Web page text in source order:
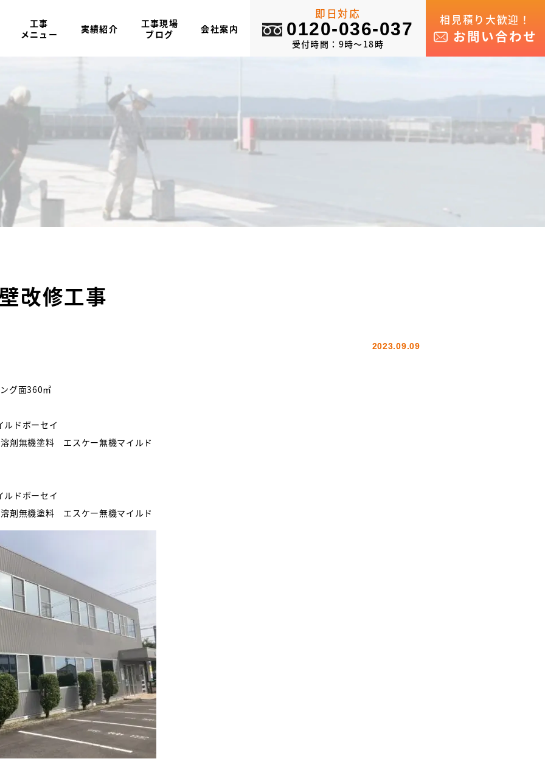
工事
メニュー
実績紹介
工事現場
ブログ
会社案内
即日対応
0120-036-037
受付時間：9時～18時
相見積り大歓迎！
お問い合わせ
改修工事
2023.09.09
グ面360㎡
ドボーセイ
剤無機塗料 エスケー無機マイルド
ドボーセイ
剤無機塗料 エスケー無機マイルド